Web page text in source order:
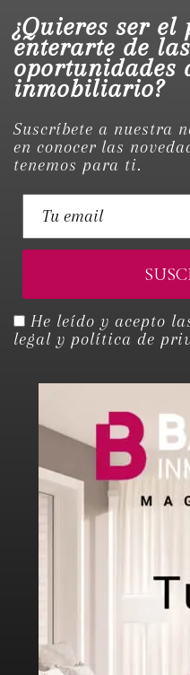
¿Quieres ser el
enterarte de
oportunidades
inmobiliario?
Suscríbete a nuestra
en conocer las
tenemos para ti.
He leído y acepto
legal y política de